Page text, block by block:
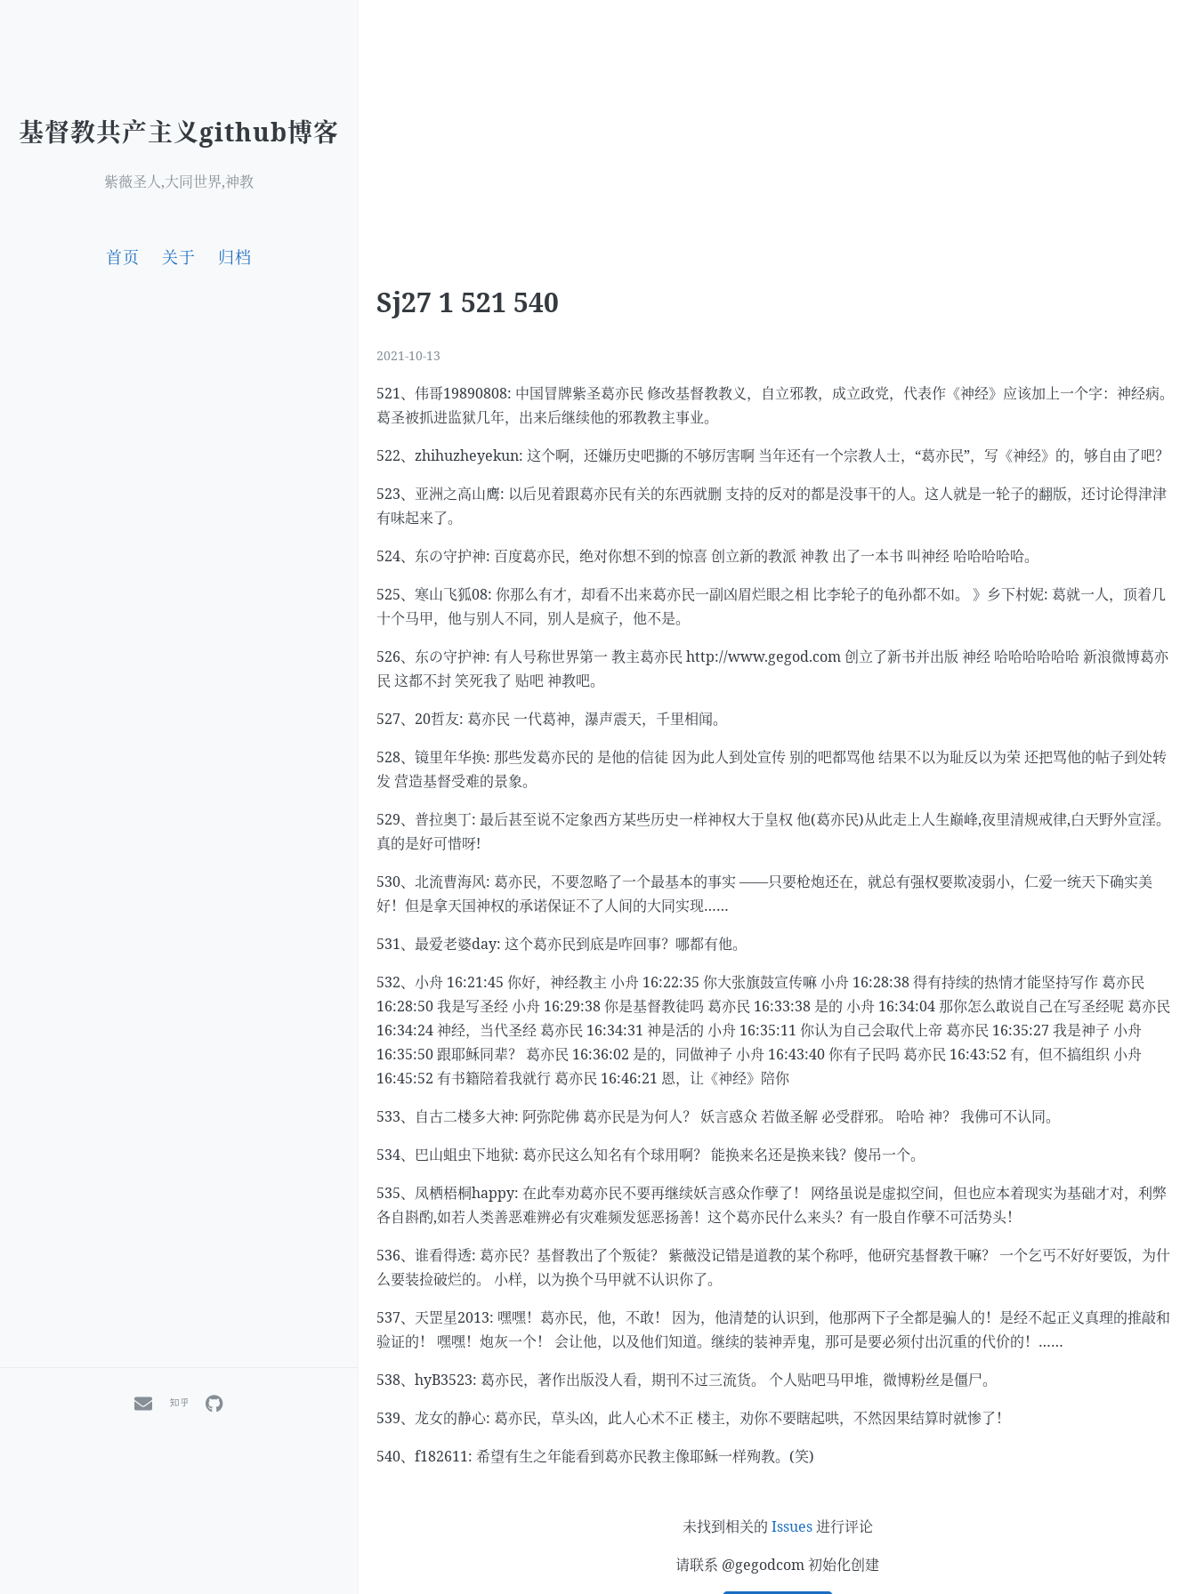
基督教共产主义github博客
紫薇圣人,大同世界,神教
首页 关于 归档
Sj27 1 521 540
2021-10-13
521、伟哥19890808: 中国冒牌紫圣葛亦民 修改基督教教义，自立邪教，成立政党，代表作《神经》应该加上一个字：神经病。
葛圣被抓进监狱几年，出来后继续他的邪教教主事业。
522、zhihuzheyekun: 这个啊，还嫌历史吧撕的不够厉害啊 当年还有一个宗教人士，“葛亦民”，写《神经》的，够自由了吧？
523、亚洲之高山鹰: 以后见着跟葛亦民有关的东西就删 支持的反对的都是没事干的人。这人就是一轮子的翻版，还讨论得津津
有味起来了。
524、东の守护神: 百度葛亦民，绝对你想不到的惊喜 创立新的教派 神教 出了一本书 叫神经 哈哈哈哈哈。
525、寒山飞狐08: 你那么有才，却看不出来葛亦民一副凶眉烂眼之相 比李轮子的龟孙都不如。 》乡下村妮: 葛就一人，顶着几
十个马甲，他与别人不同，别人是疯子，他不是。
526、东の守护神: 有人号称世界第一 教主葛亦民 http://www.gegod.com 创立了新书并出版 神经 哈哈哈哈哈哈 新浪微博葛亦
民 这都不封 笑死我了 贴吧 神教吧。
527、20哲友: 葛亦民 一代葛神，瀑声震天，千里相闻。
528、镜里年华换: 那些发葛亦民的 是他的信徒 因为此人到处宣传 别的吧都骂他 结果不以为耻反以为荣 还把骂他的帖子到处转
发 营造基督受难的景象。
529、普拉奥丁: 最后甚至说不定象西方某些历史一样神权大于皇权 他(葛亦民)从此走上人生巅峰,夜里清规戒律,白天野外宣淫。
真的是好可惜呀!
530、北流曹海风: 葛亦民，不要忽略了一个最基本的事实 ——只要枪炮还在，就总有强权要欺凌弱小，仁爱一统天下确实美
好！但是拿天国神权的承诺保证不了人间的大同实现……
531、最爱老婆day: 这个葛亦民到底是咋回事？哪都有他。
532、小舟 16:21:45 你好，神经教主 小舟 16:22:35 你大张旗鼓宣传嘛 小舟 16:28:38 得有持续的热情才能坚持写作 葛亦民
16:28:50 我是写圣经 小舟 16:29:38 你是基督教徒吗 葛亦民 16:33:38 是的 小舟 16:34:04 那你怎么敢说自己在写圣经呢 葛亦民
16:34:24 神经，当代圣经 葛亦民 16:34:31 神是活的 小舟 16:35:11 你认为自己会取代上帝 葛亦民 16:35:27 我是神子 小舟
16:35:50 跟耶稣同辈？ 葛亦民 16:36:02 是的，同做神子 小舟 16:43:40 你有子民吗 葛亦民 16:43:52 有，但不搞组织 小舟
16:45:52 有书籍陪着我就行 葛亦民 16:46:21 恩，让《神经》陪你
533、自古二楼多大神: 阿弥陀佛 葛亦民是为何人？ 妖言惑众 若做圣解 必受群邪。 哈哈 神？ 我佛可不认同。
534、巴山蛆虫下地狱: 葛亦民这么知名有个球用啊？ 能换来名还是换来钱？傻吊一个。
535、凤栖梧桐happy: 在此奉劝葛亦民不要再继续妖言惑众作孽了！ 网络虽说是虚拟空间，但也应本着现实为基础才对，利弊
各自斟酌,如若人类善恶难辨必有灾难频发惩恶扬善！这个葛亦民什么来头？有一股自作孽不可活势头！
536、谁看得透: 葛亦民？基督教出了个叛徒？ 紫薇没记错是道教的某个称呼，他研究基督教干嘛？ 一个乞丐不好好要饭，为什
么要装捡破烂的。 小样，以为换个马甲就不认识你了。
537、天罡星2013: 嘿嘿！葛亦民，他，不敢！ 因为，他清楚的认识到，他那两下子全都是骗人的！是经不起正义真理的推敲和
验证的！ 嘿嘿！炮灰一个！ 会让他，以及他们知道。继续的装神弄鬼，那可是要必须付出沉重的代价的！……
538、hyB3523: 葛亦民，著作出版没人看，期刊不过三流货。 个人贴吧马甲堆，微博粉丝是僵尸。
539、龙女的静心: 葛亦民，草头凶，此人心术不正 楼主，劝你不要瞎起哄，不然因果结算时就惨了！
540、f182611: 希望有生之年能看到葛亦民教主像耶稣一样殉教。(笑)
未找到相关的 Issues进行评论
请联系 @gegodcom 初始化创建